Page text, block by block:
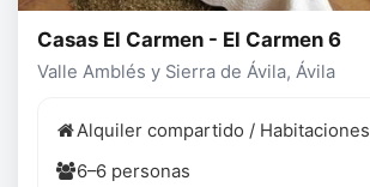
Casas El Carmen - El Carmen 6
Valle Amblés y Sierra de Ávila, Ávila
Alquiler compartido / Habitaciones
6–6 personas